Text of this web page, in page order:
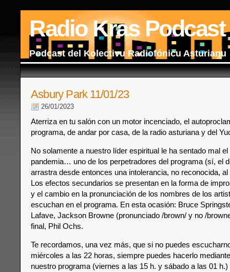
Radio Kras Podcast
Podcast del Kolectivu Radiofónicu Asturianu
Asbury Park 11/01/23
26/01/2023
Aterriza en tu salón con un motor incenciado, el
programa, de andar por casa, de la radio asturiana y del
No solamente a nuestro líder espiritual le ha sentado mal el
pandemia… uno de los perpetradores del programa (sí, el
arrastra desde entonces una intolerancia, no reconocida,
Los efectos secundarios se presentan en la forma de
y el cambio en la pronunciación de los nombres de los
escuchan en el programa. En esta ocasión: Bruce
Lafave, Jackson Browne (pronunciado /brown/ y no /
final, Phil Ochs.
Te recordamos, una vez más, que si no puedes
miércoles a las 22 horas, siempre puedes hacerlo
nuestro programa (viernes a las 15 h. y sábado a las 01